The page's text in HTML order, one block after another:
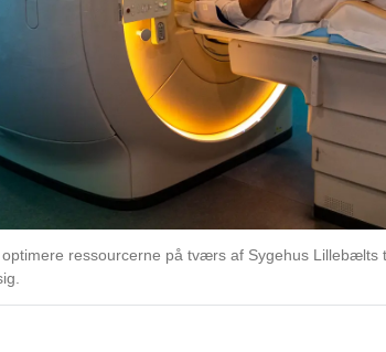
ressourcerne på tværs af Sygehus Lillebælts